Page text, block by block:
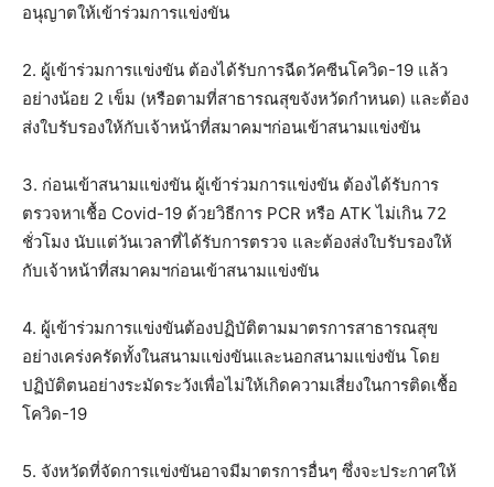
อนุญาตให้เข้าร่วมการแข่งขัน
2. ผู้เข้าร่วมการแข่งขัน ต้องได้รับการฉีดวัคซีนโควิด-19 แล้ว
อย่างน้อย 2 เข็ม (หรือตามที่สาธารณสุขจังหวัดกำหนด) และต้อง
ส่งใบรับรองให้กับเจ้าหน้าที่สมาคมฯก่อนเข้าสนามแข่งขัน
3. ก่อนเข้าสนามแข่งขัน ผู้เข้าร่วมการแข่งขัน ต้องได้รับการ
ตรวจหาเชื้อ Covid-19 ด้วยวิธีการ PCR หรือ ATK ไม่เกิน 72
ชั่วโมง นับแต่วันเวลาที่ได้รับการตรวจ และต้องส่งใบรับรองให้
กับเจ้าหน้าที่สมาคมฯก่อนเข้าสนามแข่งขัน
4. ผู้เข้าร่วมการแข่งขันต้องปฏิบัติตามมาตรการสาธารณสุข
อย่างเคร่งครัดทั้งในสนามแข่งขันและนอกสนามแข่งขัน โดย
ปฏิบัติตนอย่างระมัดระวังเพื่อไม่ให้เกิดความเสี่ยงในการติดเชื้อ
โควิด-19
5. จังหวัดที่จัดการแข่งขันอาจมีมาตรการอื่นๆ ซึ่งจะประกาศให้